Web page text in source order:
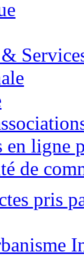
en ligne
de
pris